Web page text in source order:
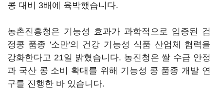
콩 대비 3배에 육박했습니다.
농촌진흥청은 기능성 효과가 과학적으로 입증된 검
정콩 품종 '소만'의 건강 기능성 식품 산업체 협력을
강화한다고 21일 밝혔습니다. 농진청은 쌀 수급 안정
과 국산 콩 소비 확대를 위해 기능성 콩 품종 개발 연
구를 진행한 바 있습니다.